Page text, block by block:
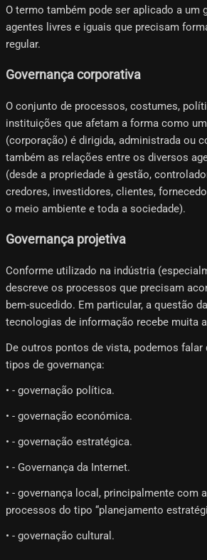
O termo também pode ser aplicado a um
agentes livres e iguais que precisam
regular.
Governança corporativa
O conjunto de processos, costumes,
instituições que afetam a forma como
(corporação) é dirigida, administrada ou
também as relações entre os diversos
(desde a propriedade à gestão,
credores, investidores, clientes,
o meio ambiente e toda a sociedade).
Governança projetiva
Conforme utilizado na indústria
descreve os processos que precisam
bem-sucedido. Em particular, a questão
tecnologias de informação recebe muita
De outros pontos de vista, podemos
tipos de governança:
• - governação política.
• - governação económica.
• - governação estratégica.
• - Governança da Internet.
• - governança local, principalmente com
processos do tipo “planejamento
• - governação cultural.